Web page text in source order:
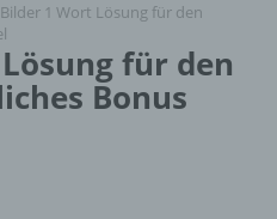
1 Wort Lösung für den
für den
Bonus